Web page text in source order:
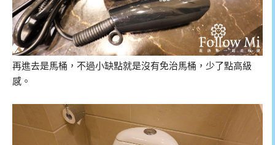
再進去是馬桶，不過小缺點就是沒有免治馬桶，少了點高級
感。